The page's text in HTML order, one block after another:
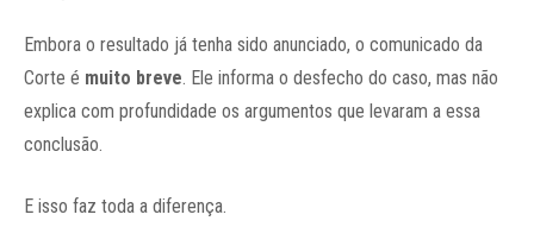
Embora o resultado já tenha sido anunciado, o comunicado da
Corte é muito breve. Ele informa o desfecho do caso, mas não
explica com profundidade os argumentos que levaram a essa
conclusão.
E isso faz toda a diferença.